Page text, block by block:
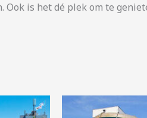
is het dé plek om te